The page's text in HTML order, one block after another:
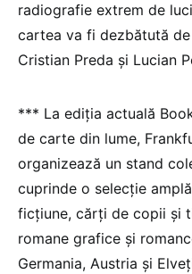
radiografie extrem de
cartea va fi dezbătută
Cristian Preda și Lucian
*** La ediția actuală
de carte din lume,
organizează un stand
cuprinde o selecție
ficțiune, cărți de copii și
romane grafice și
Germania, Austria și